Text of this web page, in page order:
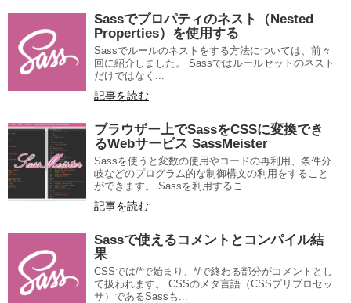
Sassでプロパティのネスト（Nested
Properties）を使用する
Sassでルールのネストをする方法については、前々
回に紹介しました。 Sassではルールセットのネスト
だけではなく...
記事を読む
ブラウザー上でSassをCSSに変換でき
るWebサービス SassMeister
Sassを使うと変数の使用やコードの再利用、条件分
岐などのプログラム的な制御構文の利用をすること
ができます。 Sassを利用するこ...
記事を読む
Sassで使えるコメントとコンパイル結
果
CSSでは/*で始まり、*/で終わる部分がコメントとし
て扱われます。 CSSのメタ言語（CSSプリプロセッ
サ）であるSassも...